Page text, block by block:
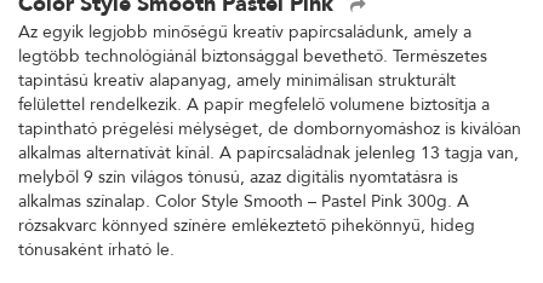
Az egyik legjobb minőségű kreatív papírcsaládunk, amely a
legtöbb technológiánál biztonsággal bevethető. Természetes
tapintású kreatív alapanyag, amely minimálisan strukturált
felülettel rendelkezik. A papír megfelelő volumene biztosítja a
tapintható prégelési mélységet, de dombornyomáshoz is kiválóan
alkalmas alternatívát kínál. A papírcsaládnak jelenleg 13 tagja van,
melyből 9 szín világos tónusú, azaz digitális nyomtatásra is
alkalmas színalap. Color Style Smooth – Pastel Pink 300g. A
rózsakvarc könnyed színére emlékeztető pihekönnyű, hideg
tónusaként írható le.